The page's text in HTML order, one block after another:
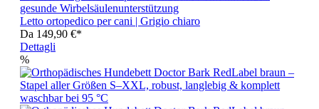
Letto ortopedico per cani | Grigio chiaro
Da 149,90 €*
Dettagli
%